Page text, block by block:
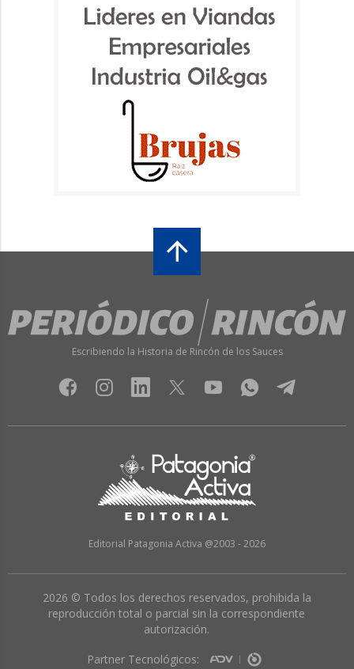
Escribiendo la Historia de Rincón de los Sauces
Editorial Patagonia Activa @2003 - 2026
2026 © Todos los derechos reservados, prohibida la
reproducción total o parcial sin la correspondiente
autorización.
Partner Tecnológicos: